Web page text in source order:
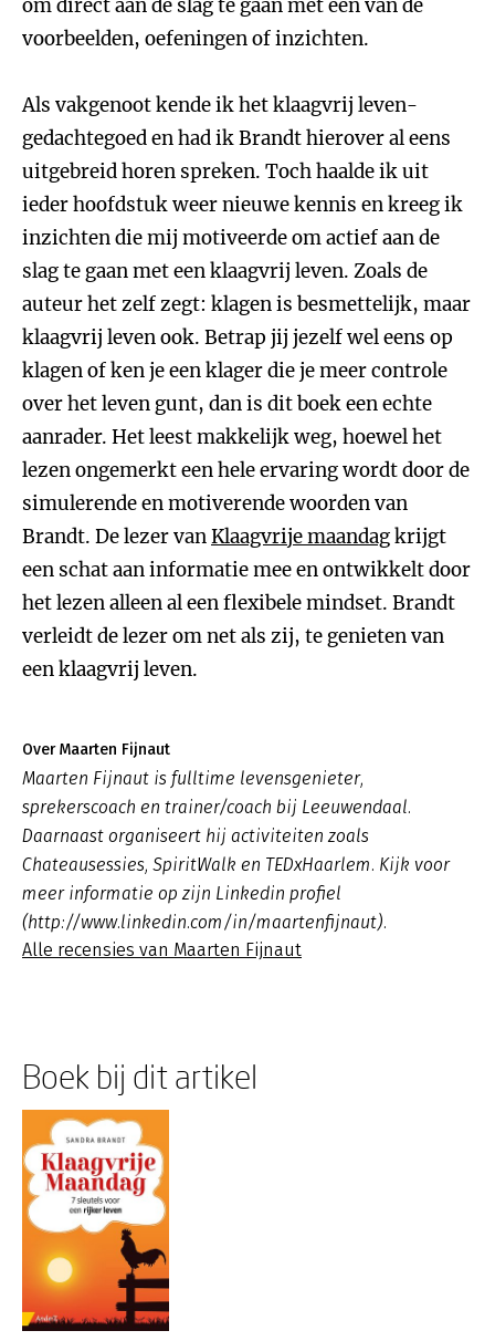
om direct aan de slag te gaan met een van de
voorbeelden, oefeningen of inzichten.
Als vakgenoot kende ik het klaagvrij leven-
gedachtegoed en had ik Brandt hierover al eens
uitgebreid horen spreken. Toch haalde ik uit
ieder hoofdstuk weer nieuwe kennis en kreeg ik
inzichten die mij motiveerde om actief aan de
slag te gaan met een klaagvrij leven. Zoals de
auteur het zelf zegt: klagen is besmettelijk, maar
klaagvrij leven ook. Betrap jij jezelf wel eens op
klagen of ken je een klager die je meer controle
over het leven gunt, dan is dit boek een echte
aanrader. Het leest makkelijk weg, hoewel het
lezen ongemerkt een hele ervaring wordt door de
simulerende en motiverende woorden van
Brandt. De lezer vanKlaagvrije maandagkrijgt
een schat aan informatie mee en ontwikkelt door
het lezen alleen al een flexibele mindset. Brandt
verleidt de lezer om net als zij, te genieten van
een klaagvrij leven.
Over Maarten Fijnaut
Maarten Fijnaut is fulltime levensgenieter,
sprekerscoach en trainer/coach bij Leeuwendaal.
Daarnaast organiseert hij activiteiten zoals
Chateausessies, SpiritWalk en TEDxHaarlem. Kijk voor
meer informatie op zijn Linkedin profiel
(http://www.linkedin.com/in/maartenfijnaut).
Alle recensies van Maarten Fijnaut
Boek bij dit artikel